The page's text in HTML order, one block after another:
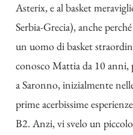
Asterix, e al basket
Serbia-Grecia), anche
un uomo di basket
conosco Mattia da 10 anni,
a Saronno, inizialmente
prime acerbissime
B2. Anzi, vi svelo un